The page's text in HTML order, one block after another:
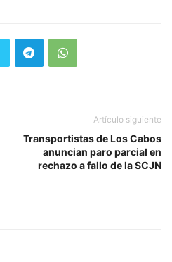
Artículo siguiente
Transportistas de Los Cabos
anuncian paro parcial en
rechazo a fallo de la SCJN